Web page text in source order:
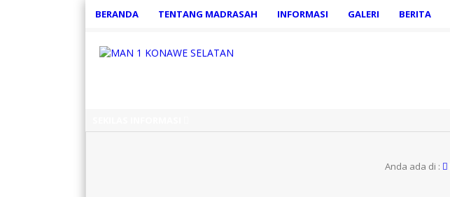
BERANDA TENTANG MADRASAH INFORMASI GALERI BERITA
Anda ada di :